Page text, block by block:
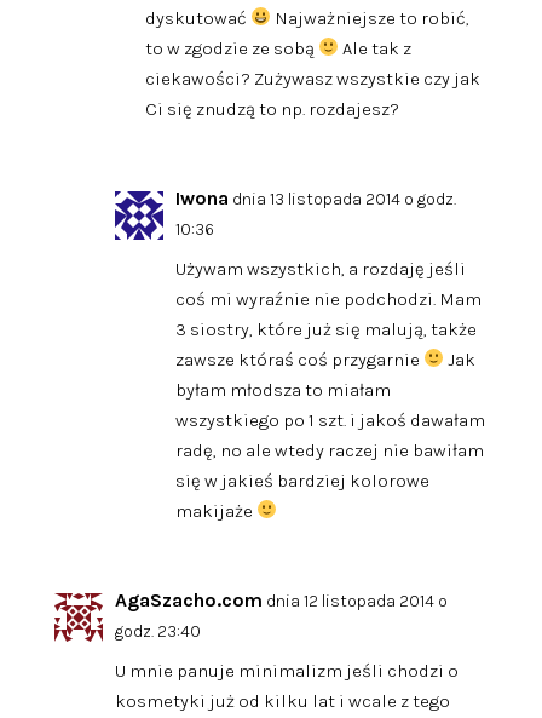
dyskutować
Najważniejsze to robić,
to w zgodzie ze sobą
Ale tak z
ciekawości? Zużywasz wszystkie czy jak
Ci się znudzą to np. rozdajesz?
Iwona dnia 13 listopada 2014 o godz.
10:36
Używam wszystkich, a rozdaję jeśli
coś mi wyraźnie nie podchodzi. Mam
3 siostry, które już się malują, także
zawsze któraś coś przygarnie
Jak
byłam młodsza to miałam
wszystkiego po 1 szt. i jakoś dawałam
radę, no ale wtedy raczej nie bawiłam
się w jakieś bardziej kolorowe
makijaże
AgaSzacho.com dnia 12 listopada 2014 o
godz. 23:40
U mnie panuje minimalizm jeśli chodzi o
kosmetyki już od kilku lat i wcale z tego